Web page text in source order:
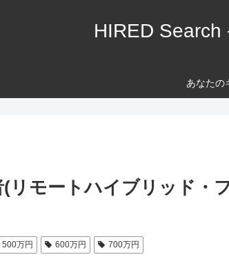
HIRED Search
あなたの
(リモートハイブリッド・
500万円 600万円 700万円